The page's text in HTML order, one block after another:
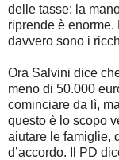
delle tasse: la
riprende è
davvero sono i
Ora Salvini dice
meno di 50.000
cominciare da lì,
questo è lo scopo
aiutare le famiglie,
d’accordo. Il PD